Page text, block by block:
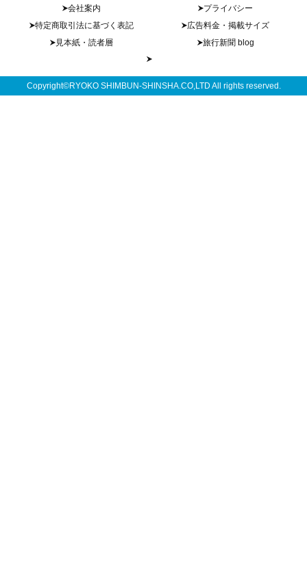
会社案内
プライバシー
特定商取引法に基づく表記
広告料金・掲載サイズ
見本紙・読者層
旅行新聞 blog
Copyright©RYOKO SHIMBUN-SHINSHA.CO,LTD All rights reserved.